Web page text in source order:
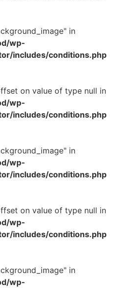
in
wp-
includes/conditions.php
on value of type null in
wp-
includes/conditions.php
in
wp-
includes/conditions.php
on value of type null in
wp-
includes/conditions.php
in
wp-